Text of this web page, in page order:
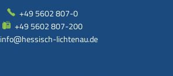
+49 5602 807-0
+49 5602 807-200
info@hessisch-lichtenau.de